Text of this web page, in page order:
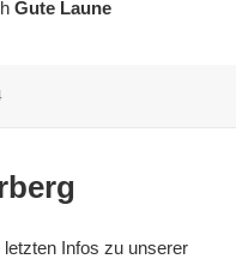
Gute Laune
letzten Infos zu unserer